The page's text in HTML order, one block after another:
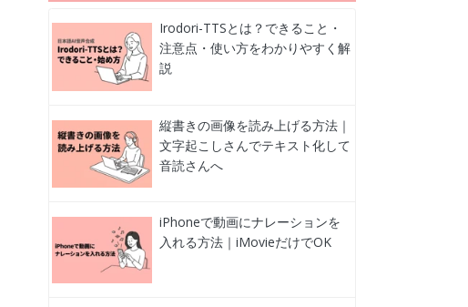
Irodori-TTSとは？できること・
注意点・使い方をわかりやすく解
説
縦書きの画像を読み上げる方法｜
文字起こしさんでテキスト化して
音読さんへ
iPhoneで動画にナレーションを
入れる方法｜iMovieだけでOK